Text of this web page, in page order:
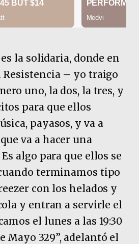
la solidaria, donde en
Resistencia – yo traigo
uno, la dos, la tres, y
para que ellos
payasos, y va a
va a hacer una
algo para que ellos se
terminamos tipo
con los helados y
y entran a servirle el
el lunes a las 19:30
Mayo 329”, adelantó el